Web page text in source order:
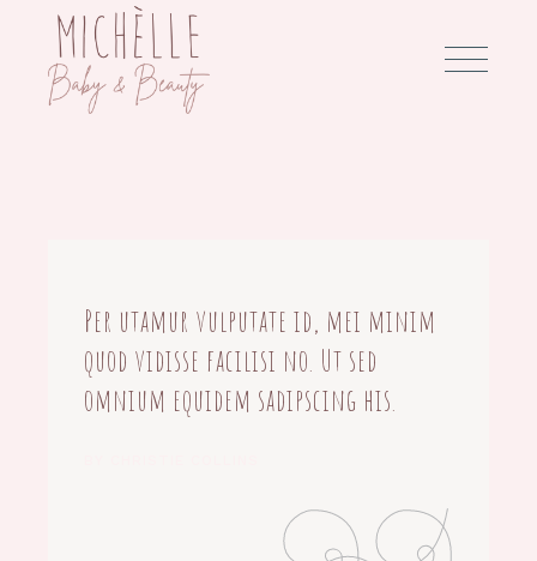
Per utamur vulputate id, mei minim
quod vidisse facilisi no. Ut sed
omnium equidem sadipscing his.